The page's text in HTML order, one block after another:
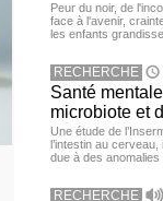
Peur du noir, de
face à l'avenir,
les enfants
RECHERCHE
Santé
microbiote et
Une étude de
l’intestin au
due à des
RECHERCHE